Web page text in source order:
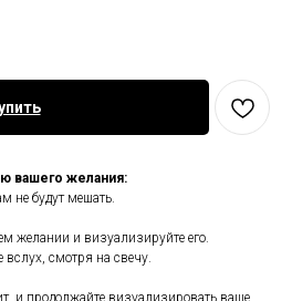
вашего желания:
не будут мешать.
желании и визуализируйте его.
вслух, смотря на свечу.